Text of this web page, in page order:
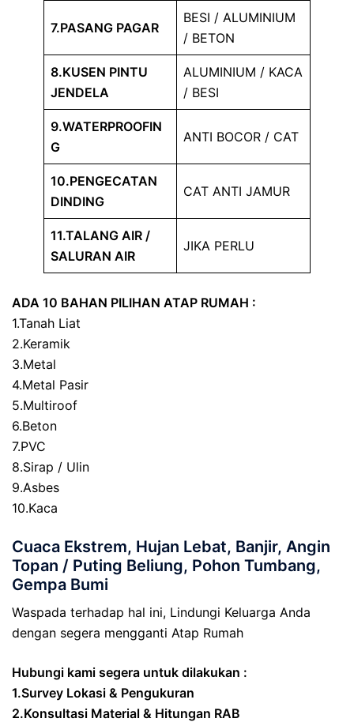
7.PASANG PAGAR
BESI / ALUMINIUM
/ BETON
8.KUSEN PINTU
JENDELA
ALUMINIUM / KACA
/ BESI
9.WATERPROOFIN
G
ANTI BOCOR / CAT
10.PENGECATAN
DINDING
CAT ANTI JAMUR
11.TALANG AIR /
SALURAN AIR
JIKA PERLU
ADA 10 BAHAN PILIHAN ATAP RUMAH :
1.Tanah Liat
2.Keramik
3.Metal
4.Metal Pasir
5.Multiroof
6.Beton
7.PVC
8.Sirap / Ulin
9.Asbes
10.Kaca
Cuaca Ekstrem, Hujan Lebat, Banjir, Angin
Topan / Puting Beliung, Pohon Tumbang,
Gempa Bumi
Waspada terhadap hal ini, Lindungi Keluarga Anda
dengan segera mengganti Atap Rumah
Hubungi kami segera untuk dilakukan :
1.Survey Lokasi & Pengukuran
2.Konsultasi Material & Hitungan RAB